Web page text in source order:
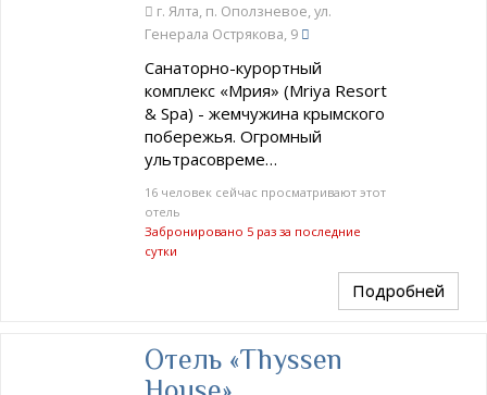
г. Ялта, п. Оползневое, ул.
Генерала Острякова, 9
Санаторно-курортный
комплекс «Мрия» (Mriya Resort
& Spa) - жемчужина крымского
побережья. Огромный
ультрасовреме…
16 человек сейчас просматривают этот
отель
Забронировано 5 раз за последние
сутки
Подробней
Отель «Thyssen